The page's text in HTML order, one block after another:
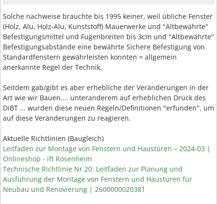
Solche nachweise brauchte bis 1995 keiner, weil übliche Fenster
(Holz, Alu, Holz-Alu, Kunststoff) Mauerwerke und "Altbewährte"
Befestigungsmittel und Fugenbreiten bis 3cm und "Altbewährte"
Befestigungsabstände eine bewährte Sichere Befestigung von
Standardfenstern gewährleisten konnten = allgemein
anerkannte Regel der Technik.
Seitdem gab/gibt es aber erhebliche der Veränderungen in der
Art wie wir Bauen.... unteranderem auf erheblichen Druck des
DiBT ... wurden diese neuen Regeln/Definitionen "erfunden", um
auf diese Veränderungen zu reagieren.
Aktuelle Richtlinien (Baugleich)
Leitfaden zur Montage von Fenstern und Haustüren – 2024-03 |
Onlineshop - ift Rosenheim
Technische Richtlinie Nr.20: Leitfaden zur Planung und
Ausführung der Montage von Fenstern und Haustüren für
Neubau und Renovierung | 2600000020381